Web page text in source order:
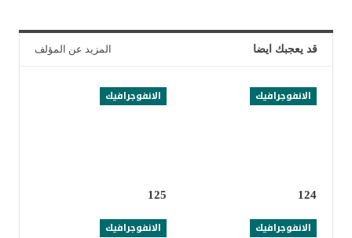
قد يعجبك ايضا المزيد عن المؤلف
الانفوجرافيك
124
الانفوجرافيك
125
الانفوجرافيك الانفوجرافيك